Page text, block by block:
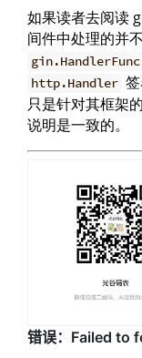
如果读者去阅读
间件中处理的并
gin.HandlerFunc
http.Handler
只是针对其框架
说明是一致的。